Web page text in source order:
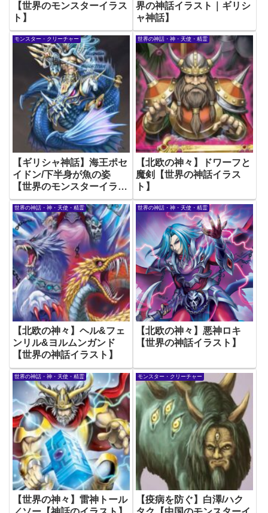
【世界のモンスターイラス
ト】
界の神話イラスト｜ギリシ
ャ神話】
モンスター・クリーチャー
【ギリシャ神話】海王ポセ
イドン/下半身が魚の姿
【世界のモンスターイラス
ト】
世界の神話・神・天使・精霊
【北欧の神々】ドワーフと
魔剣【世界の神話イラス
ト】
世界の神話・神・天使・精霊
【北欧の神々】ヘル&フェ
ンリル&ヨルムンガンド
【世界の神話イラスト】
世界の神話・神・天使・精霊
【北欧の神々】悪神ロキ
【世界の神話イラスト】
世界の神話・神・天使・精霊
【世界の神々】雷神トール
モンスター・クリーチャー
【疫病を防ぐ】白澤/ハク